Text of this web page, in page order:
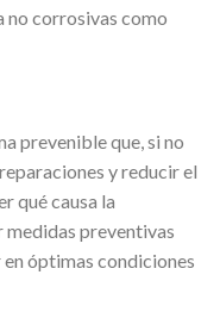
no corrosivas como
prevenible que, si no
y reducir el
qué causa la
medidas preventivas
óptimas condiciones